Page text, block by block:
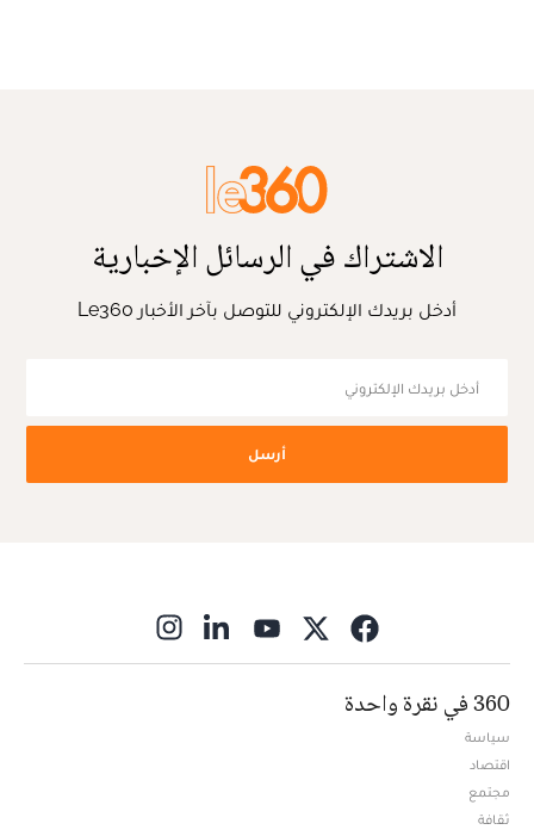
الاشتراك في الرسائل الإخبارية
أدخل بريدك الإلكتروني للتوصل بآخر الأخبار Le360
أرسل
360 في نقرة واحدة
سياسة
اقتصاد
مجتمع
ثقافة